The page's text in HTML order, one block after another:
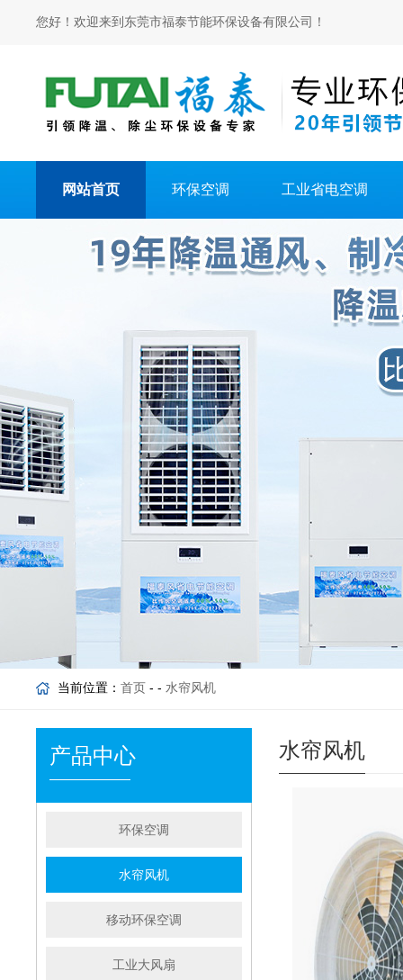
您好！欢迎来到东莞市福泰节能环保设备有限公司！
网站首页 环保空调 工业省电空调
当前位置： 首页 - - 水帘风机
产品中心
环保空调
水帘风机
移动环保空调
工业大风扇
水帘风机